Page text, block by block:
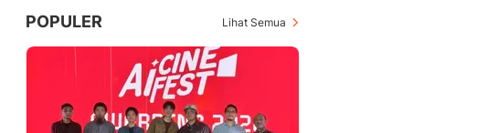
POPULER Lihat Semua